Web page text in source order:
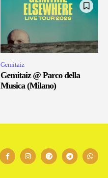
Gemitaiz
Gemitaiz @ Parco della
Musica (Milano)